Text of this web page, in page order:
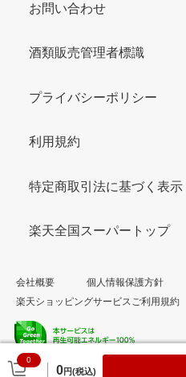
0
0円(税込)
お問い合わせ
酒類販売管理者標識
プライバシーポリシー
利用規約
特定商取引法に基づく表示
楽天全国スーパートップ
会社概要
個人情報保護方針
楽天ショッピングサービスご利用規約
© Rakuten Group, Inc.